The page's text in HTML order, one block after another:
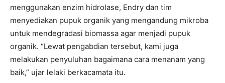
menggunakan enzim hidrolase, Endry dan tim
menyediakan pupuk organik yang mengandung mikroba
untuk mendegradasi biomassa agar menjadi pupuk
organik. “Lewat pengabdian tersebut, kami juga
melakukan penyuluhan bagaimana cara menanam yang
baik,” ujar lelaki berkacamata itu.